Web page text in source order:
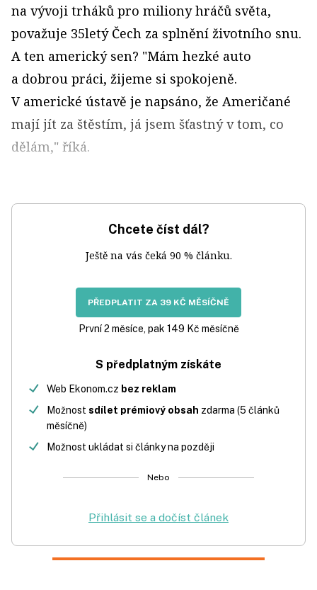
na vývoji trháků pro miliony hráčů světa,
považuje 35letý Čech za splnění životního snu.
A ten americký sen? "Mám hezké auto
a dobrou práci, žijeme si spokojeně.
V americké ústavě je napsáno, že Američané
mají jít za štěstím, já jsem šťastný v tom, co
dělám," říká.
Chcete číst dál?
Ještě na vás čeká 90 % článku.
PŘEDPLATIT ZA 39 KČ MĚSÍČNĚ
První 2 měsíce, pak 149 Kč měsíčně
S předplatným získáte
Web Ekonom.cz bez reklam
Možnost sdílet prémiový obsah zdarma (5 článků
měsíčně)
Možnost ukládat si články na později
Nebo
Přihlásit se a dočíst článek